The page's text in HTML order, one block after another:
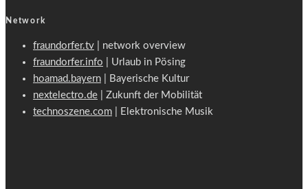
Network
fraundorfer.tv | network overview
fraundorfer.info | Urlaub in Pösing
hoamad.bayern | Bayerische Kultur
nextelectro.de | Zukunft der Mobilität
technoszene.com | Elektronische Musik